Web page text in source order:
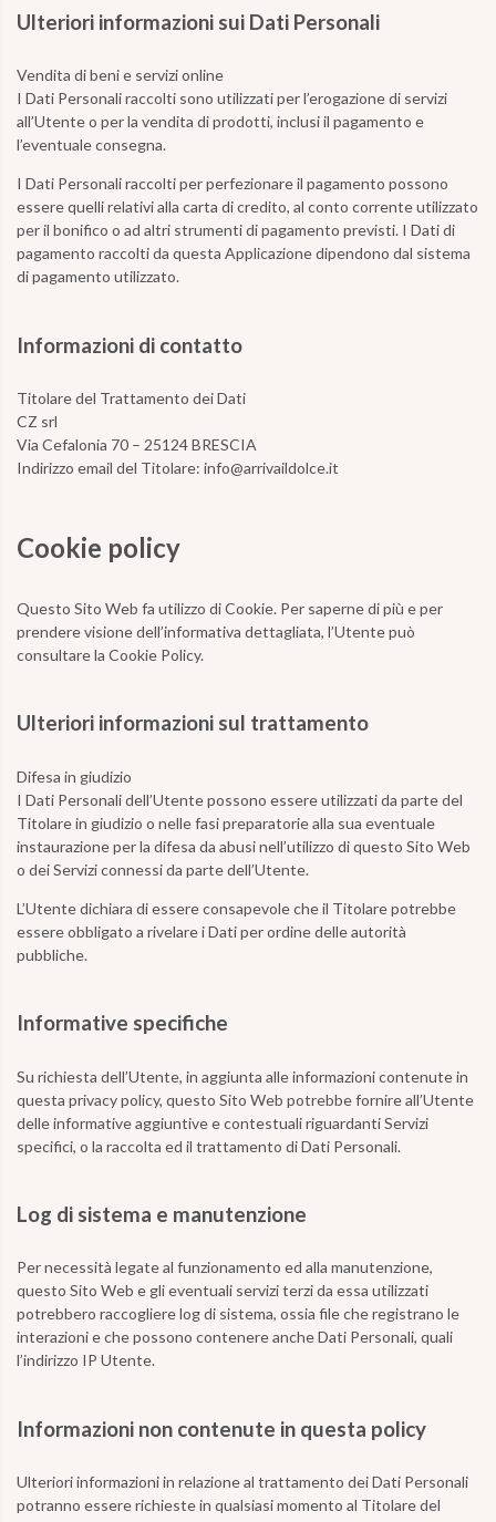
Ulteriori informazioni sui Dati Personali
Vendita di beni e servizi online
I Dati Personali raccolti sono utilizzati per l’erogazione di servizi
all’Utente o per la vendita di prodotti, inclusi il pagamento e
l’eventuale consegna.
I Dati Personali raccolti per perfezionare il pagamento possono
essere quelli relativi alla carta di credito, al conto corrente utilizzato
per il bonifico o ad altri strumenti di pagamento previsti. I Dati di
pagamento raccolti da questa Applicazione dipendono dal sistema
di pagamento utilizzato.
Informazioni di contatto
Titolare del Trattamento dei Dati
CZ srl
Via Cefalonia 70 – 25124 BRESCIA
Indirizzo email del Titolare: info@arrivaildolce.it
Cookie policy
Questo Sito Web fa utilizzo di Cookie. Per saperne di più e per
prendere visione dell’informativa dettagliata, l’Utente può
consultare la Cookie Policy.
Ulteriori informazioni sul trattamento
Difesa in giudizio
I Dati Personali dell’Utente possono essere utilizzati da parte del
Titolare in giudizio o nelle fasi preparatorie alla sua eventuale
instaurazione per la difesa da abusi nell’utilizzo di questo Sito Web
o dei Servizi connessi da parte dell’Utente.
L’Utente dichiara di essere consapevole che il Titolare potrebbe
essere obbligato a rivelare i Dati per ordine delle autorità
pubbliche.
Informative specifiche
Su richiesta dell’Utente, in aggiunta alle informazioni contenute in
questa privacy policy, questo Sito Web potrebbe fornire all’Utente
delle informative aggiuntive e contestuali riguardanti Servizi
specifici, o la raccolta ed il trattamento di Dati Personali.
Log di sistema e manutenzione
Per necessità legate al funzionamento ed alla manutenzione,
questo Sito Web e gli eventuali servizi terzi da essa utilizzati
potrebbero raccogliere log di sistema, ossia file che registrano le
interazioni e che possono contenere anche Dati Personali, quali
l’indirizzo IP Utente.
Informazioni non contenute in questa policy
Ulteriori informazioni in relazione al trattamento dei Dati Personali
potranno essere richieste in qualsiasi momento al Titolare del